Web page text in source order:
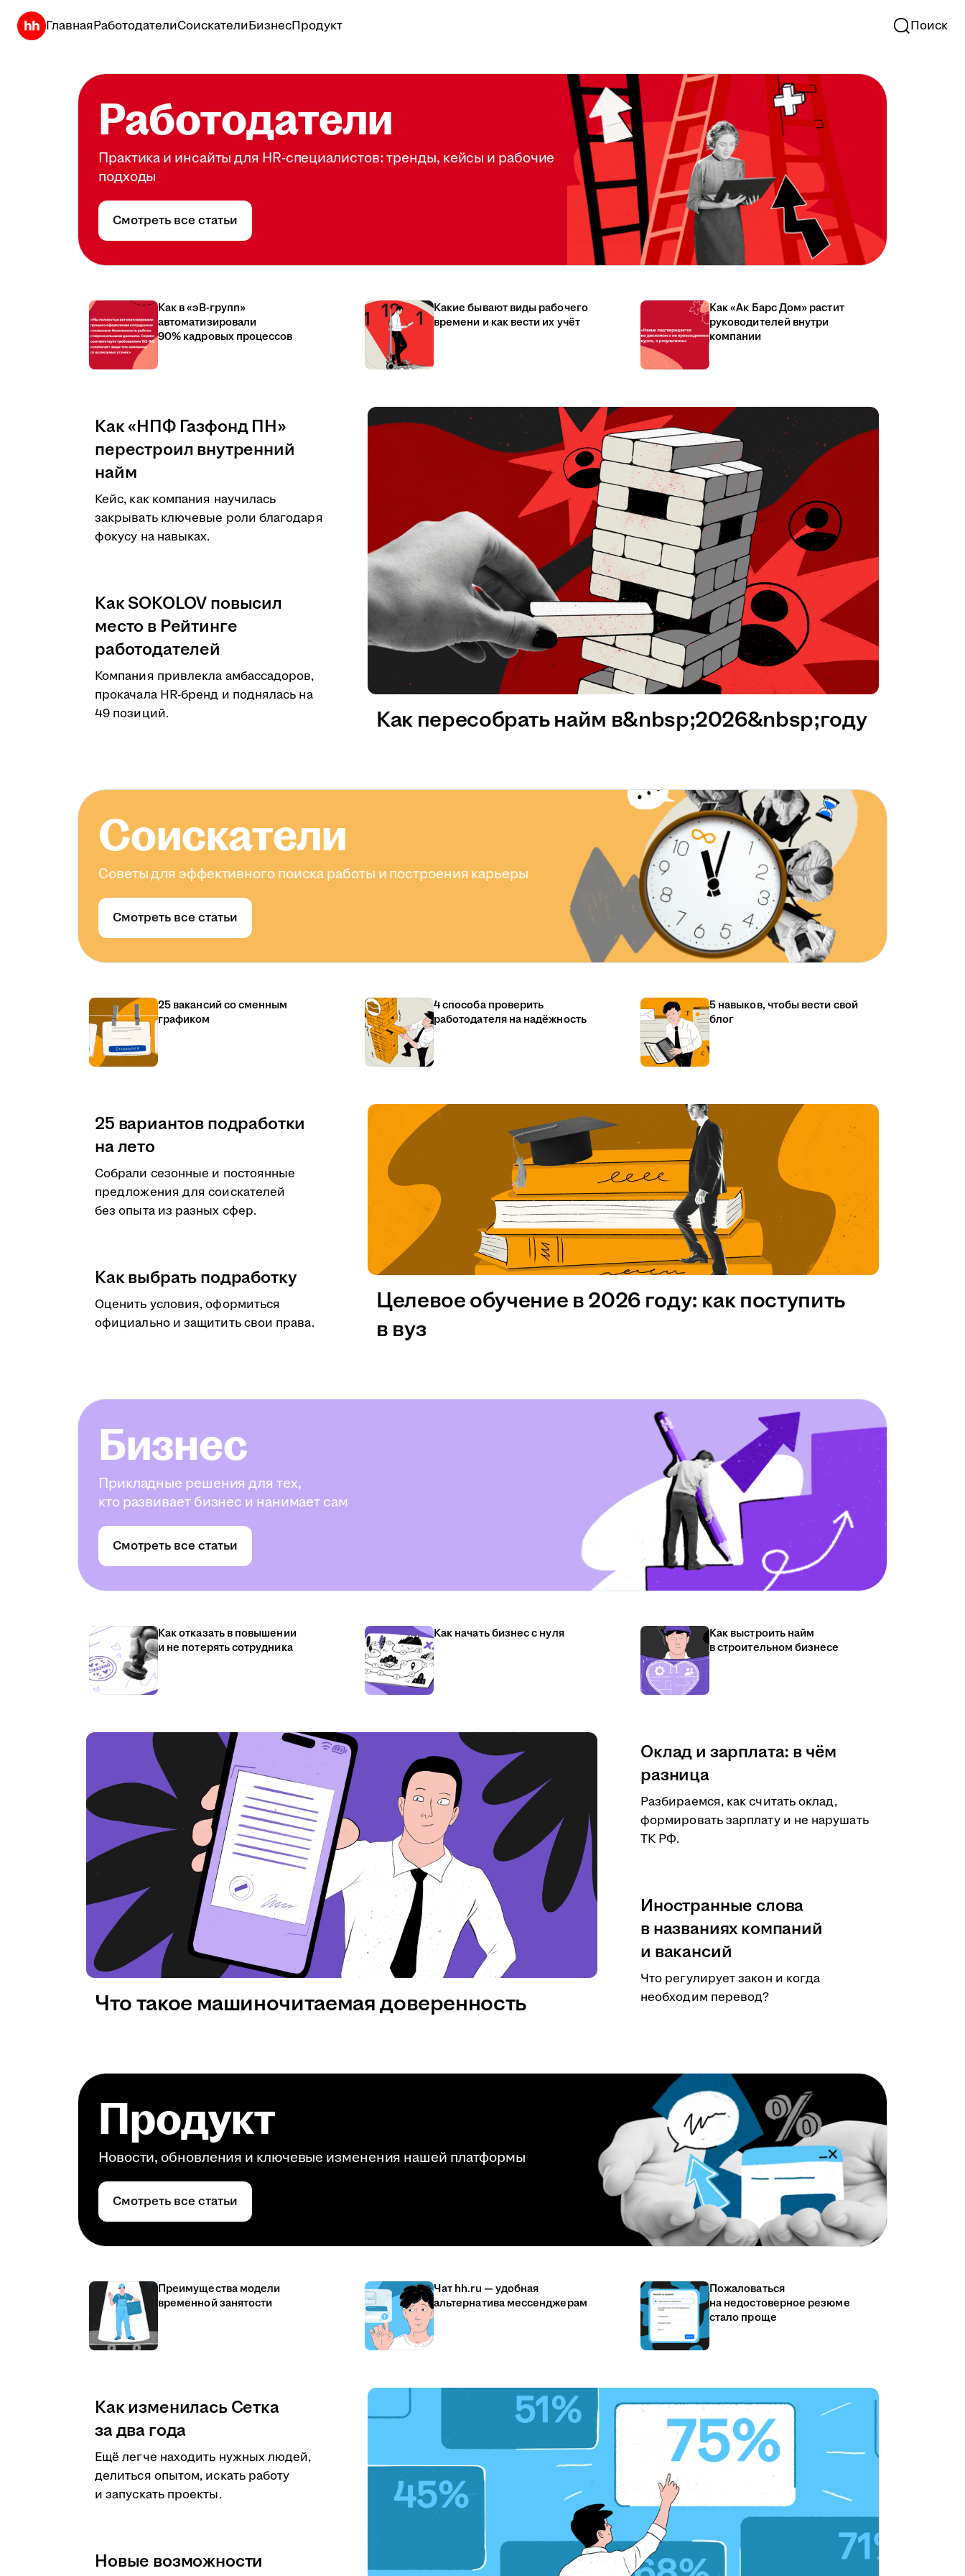
ГлавнаяРаботодателиСоискателиБизнесПродукт Поиск
Работодатели
Практика и инсайты для HR-специалистов: тренды, кейсы и рабочие
подходы
Смотреть все статьи
Как в «эВ-групп»
автоматизировали
90% кадровых процессов
Какие бывают виды рабочего
времени и как вести их учёт
Как «Ак Барс Дом» растит
руководителей внутри
компании
Как «НПФ Газфонд ПН»
перестроил внутренний
найм
Кейс, как компания научилась
закрывать ключевые роли благодаря
фокусу на навыках.
Как SOKOLOV повысил
место в Рейтинге
работодателей
Компания привлекла амбассадоров,
прокачала HR-бренд и поднялась на
49 позиций.
Как пересобрать найм в&nbsp;2026&nbsp;году
Соискатели
Советы для эффективного поиска работы и построения карьеры
Смотреть все статьи
25 вакансий со сменным
графиком
4 способа проверить
работодателя на надёжность
5 навыков, чтобы вести свой
блог
25 вариантов подработки
на лето
Собрали сезонные и постоянные
предложения для соискателей
без опыта из разных сфер.
Как выбрать подработку
Оценить условия, оформиться
официально и защитить свои права.
Целевое обучение в 2026 году: как поступить
в вуз
Бизнес
Прикладные решения для тех,
кто развивает бизнес и нанимает сам
Смотреть все статьи
Как отказать в повышении
и не потерять сотрудника
Как начать бизнес с нуля
Как выстроить найм
в строительном бизнесе
Оклад и зарплата: в чём
разница
Разбираемся, как считать оклад,
формировать зарплату и не нарушать
ТК РФ.
Иностранные слова
в названиях компаний
и вакансий
Что регулирует закон и когда
необходим перевод?
Что такое машиночитаемая доверенность
Продукт
Новости, обновления и ключевые изменения нашей платформы
Смотреть все статьи
Преимущества модели
временной занятости
Чат hh.ru — удобная
альтернатива мессенджерам
Пожаловаться
на недостоверное резюме
стало проще
Как изменилась Сетка
за два года
Ещё легче находить нужных людей,
делиться опытом, искать работу
и запускать проекты.
Новые возможности